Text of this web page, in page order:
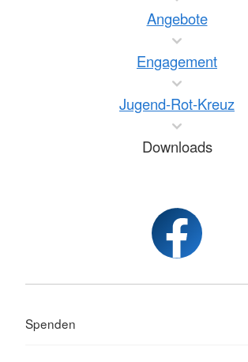
Angebote
Engagement
Jugend-Rot-Kreuz
Downloads
Spenden